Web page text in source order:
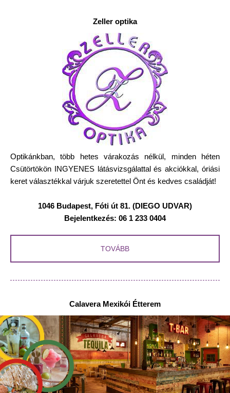
Zeller optika
Optikánkban, több hetes várakozás nélkül, minden héten
Csütörtökön INGYENES látásvizsgálattal és akciókkal, óriási
keret választékkal várjuk szeretettel Önt és kedves családját!
1046 Budapest, Fóti út 81. (DIEGO UDVAR)
Bejelentkezés: 06 1 233 0404
TOVÁBB
Calavera Mexikói Étterem